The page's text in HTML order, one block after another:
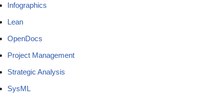
Infographics
Lean
OpenDocs
Project Management
Strategic Analysis
SysML